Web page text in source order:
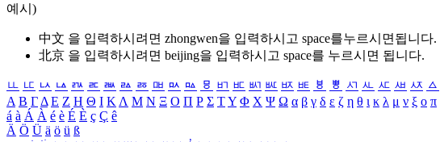
예시)
中文 을 입력하시려면 zhongwen을 입력하시고 space를누르시면됩니다.
北京 을 입력하시려면 beijing을 입력하시고 space를 누르시면 됩니다.
ㅥ ㅦ ㅧ ㅨ ㅩ ㅪ ㅫ ㅬ ㅭ ㅮ ㅯ ㅰ ㅱ ㅲ ㅳ ㅴ ㅵ ㅶ ㅷ ㅸ ㅹ ㅺ ㅻ ㅼ ㅽ ㅾ ㅿ
Α Β ΓΔ Ε Ζ Η Θ Ι ΚΛ Μ Ν Ξ Ο Π Ρ Σ ΤΥ Φ Χ Ψ Ω α β γ δ ε ζ η θ ι κ λ μ ν ξ ο π
á à Á À é è É È ç Ç ê
Ä Ö Ü ä ö ü ß